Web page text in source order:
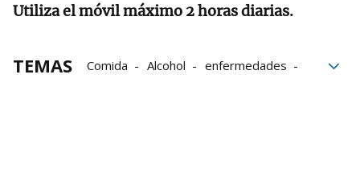
Utiliza el móvil máximo 2 horas diarias.
TEMAS Comida Alcohol
enfermedades